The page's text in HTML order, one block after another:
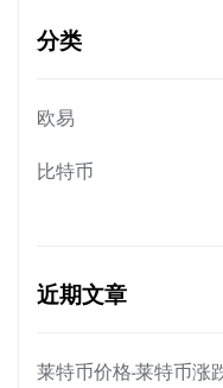
分类
欧易
比特币
近期文章
莱特币价格-莱特币涨